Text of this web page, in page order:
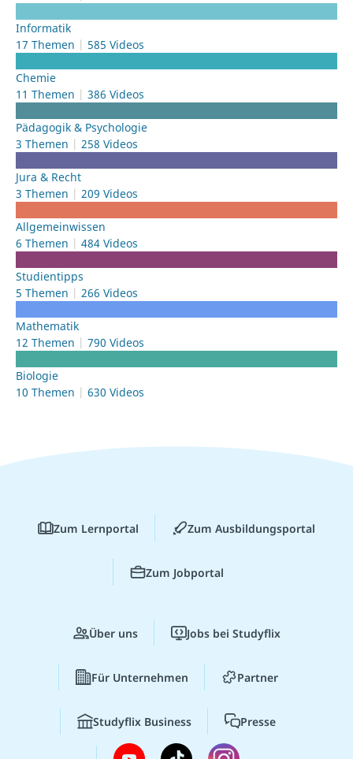
Informatik
17 Themen
585 Videos
Chemie
11 Themen
386 Videos
Pädagogik & Psychologie
3 Themen
258 Videos
Jura & Recht
3 Themen
209 Videos
Allgemeinwissen
6 Themen
484 Videos
Studientipps
5 Themen
266 Videos
Mathematik
12 Themen
790 Videos
Biologie
10 Themen
630 Videos
Zum Lernportal Zum Ausbildungsportal
Zum Jobportal
Über uns Jobs bei Studyflix
Für Unternehmen Partner
Studyflix Business Presse